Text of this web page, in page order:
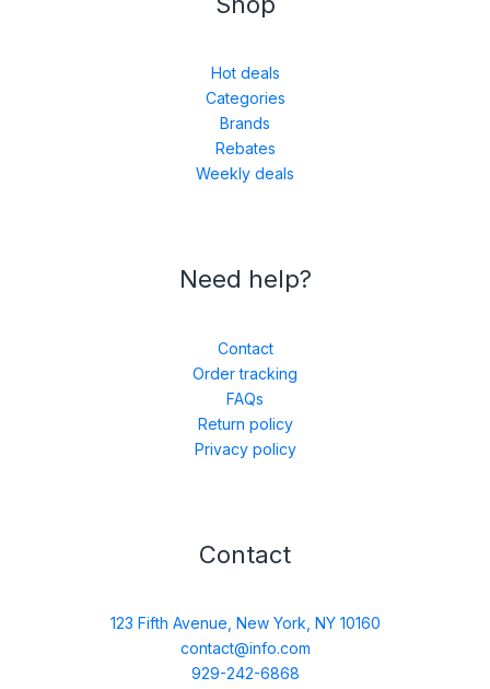
Hot deals
Categories
Brands
Rebates
Weekly deals
Need help?
Contact
Order tracking
FAQs
Return policy
Privacy policy
Contact
123 Fifth Avenue, New York, NY 10160
contact@info.com
929-242-6868